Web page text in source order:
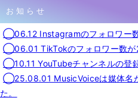
お知らせ
◯06.12 Instagramのフォロワー数
◯06.01 TikTokのフォロワー数が2
◯10.11 YouTubeチャンネルの登
◯25.08.01 MusicVoiceは媒体名
た。